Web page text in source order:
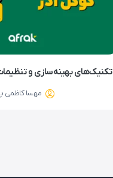
تکنیک‌های بهینه‌سازی و
مهسا کاظمی